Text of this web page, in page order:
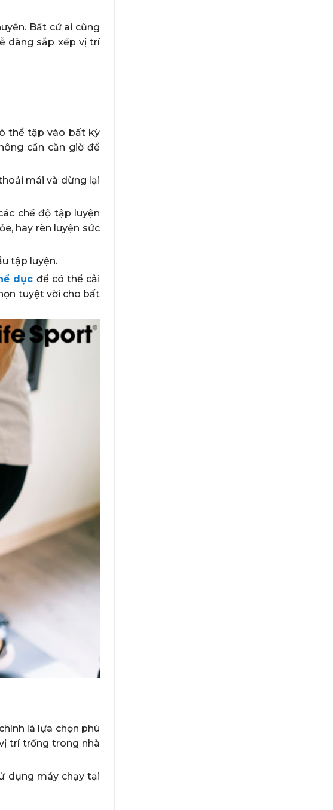
Bất cứ ai cũng
dàng sắp xếp vị trí
thể tập vào bất kỳ
cần căn giờ để
mái và dừng lại
chế độ tập luyện
hay rèn luyện sức
tập luyện.
dục để có thể cải
tuyệt vời cho bất
là lựa chọn phù
trí trống trong nhà
dụng máy chạy tại